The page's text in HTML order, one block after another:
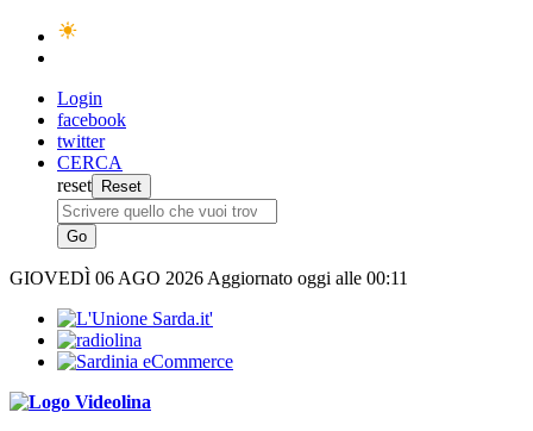
Login
facebook
twitter
CERCA
reset
GIOVEDÌ 06 AGO 2026 Aggiornato oggi alle 00:11